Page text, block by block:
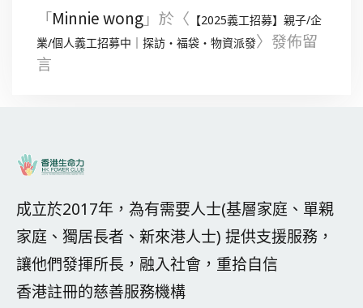
「Minnie wong」於〈 【2025義工招募】親子/企
業/個人義工招募中｜探訪・福袋・物資派發〉發佈留
言
成立於2017年，為有需要人士(基層家庭、單親
家庭、獨居長者、新來港人士) 提供支援服務，
讓他們發揮所長，融入社會，重拾自信
香港註冊的慈善服務機構